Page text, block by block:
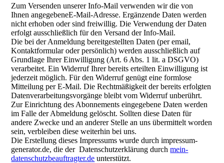
Zum Versenden unserer Info-Mail verwenden wir die von
Ihnen angegebeneE-Mail-Adresse. Ergänzende Daten werden
nicht erhoben oder sind freiwillig. Die Verwendung der Daten
erfolgt ausschließlich für den Versand der Info-Mail.
Die bei der Anmeldung bereitgestellten Daten (per email,
Kontaktformular oder persönlich) werden ausschließlich auf
Grundlage Ihrer Einwilligung (Art. 6 Abs. 1 lit. a DSGVO)
verarbeitet. Ein Widerruf Ihrer bereits erteilten Einwilligung ist
jederzeit möglich. Für den Widerruf genügt eine formlose
Mitteilung per E-Mail. Die Rechtmäßigkeit der bereits erfolgten
Datenverarbeitungsvorgänge bleibt vom Widerruf unberührt.
Zur Einrichtung des Abonnements eingegebene Daten werden
im Falle der Abmeldung gelöscht. Sollten diese Daten für
andere Zwecke und an anderer Stelle an uns übermittelt worden
sein, verbleiben diese weiterhin bei uns.
Die Erstellung dieses Impressums wurde durch impressum-
generator.de, die der Datenschutzerklärung durchmein-
datenschutzbeauftragter.de unterstützt.